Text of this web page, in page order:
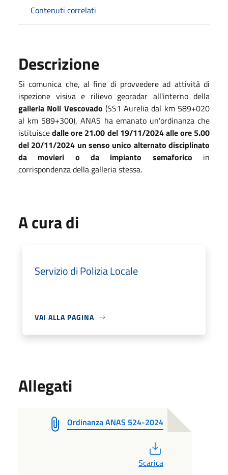
Contenuti correlati
Descrizione
Si comunica che, al fine di provvedere ad attività di
ispezione visiva e rilievo georadar all'interno della
galleria Noli Vescovado (SS1 Aurelia dal km 589+020
al km 589+300), ANAS ha emanato un'ordinanza che
istituiscedalle ore 21.00 del 19/11/2024 alle ore 5.00
del 20/11/2024 un senso unico alternato disciplinato
da movieri o da impianto semaforico in
corrispondenza della galleria stessa.
A cura di
Servizio di Polizia Locale
VAI ALLA PAGINA
Allegati
Ordinanza ANAS 524-2024
Scarica